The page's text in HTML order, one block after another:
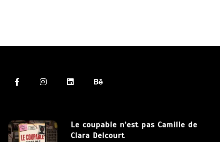
Le coupable n’est pas Camille de
Clara Delcourt